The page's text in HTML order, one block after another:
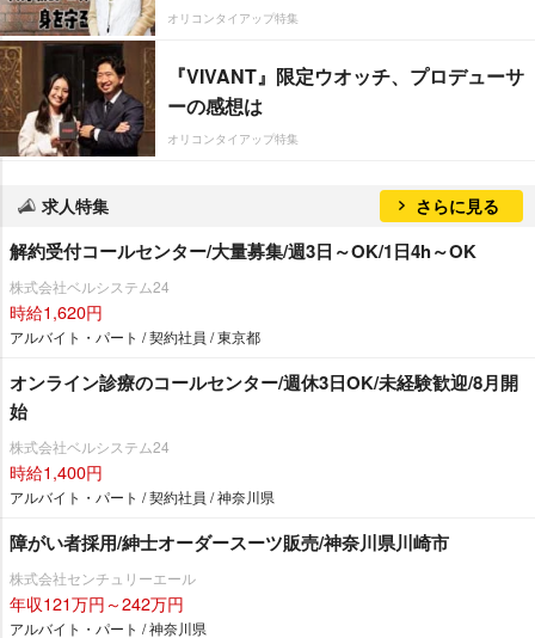
オリコンタイアップ特集
『VIVANT』限定ウオッチ、プロデューサ
ーの感想は
オリコンタイアップ特集
求人特集 さらに見る
解約受付コールセンター/大量募集/週3日～OK/1日4h～OK
株式会社ベルシステム24
時給1,620円
アルバイト・パート / 契約社員 / 東京都
オンライン診療のコールセンター/週休3日OK/未経験歓迎/8月開
始
株式会社ベルシステム24
時給1,400円
アルバイト・パート / 契約社員 / 神奈川県
障がい者採用/紳士オーダースーツ販売/神奈川県川崎市
株式会社センチュリーエール
年収121万円～242万円
アルバイト・パート / 神奈川県